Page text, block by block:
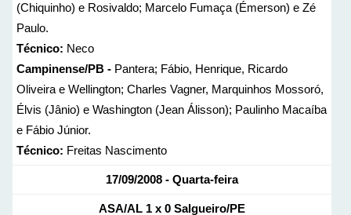
(Chiquinho) e Rosivaldo; Marcelo Fumaça (Émerson) e Zé
Paulo.
Técnico: Neco
Campinense/PB - Pantera; Fábio, Henrique, Ricardo
Oliveira e Wellington; Charles Vagner, Marquinhos Mossoró,
Élvis (Jânio) e Washington (Jean Álisson); Paulinho Macaíba
e Fábio Júnior.
Técnico: Freitas Nascimento
17/09/2008 - Quarta-feira
ASA/AL 1 x 0 Salgueiro/PE